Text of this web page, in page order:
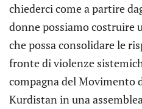
chiederci come a partire
donne possiamo costruire
che possa consolidare le
fronte di violenze
compagna del Movimento
Kurdistan in una